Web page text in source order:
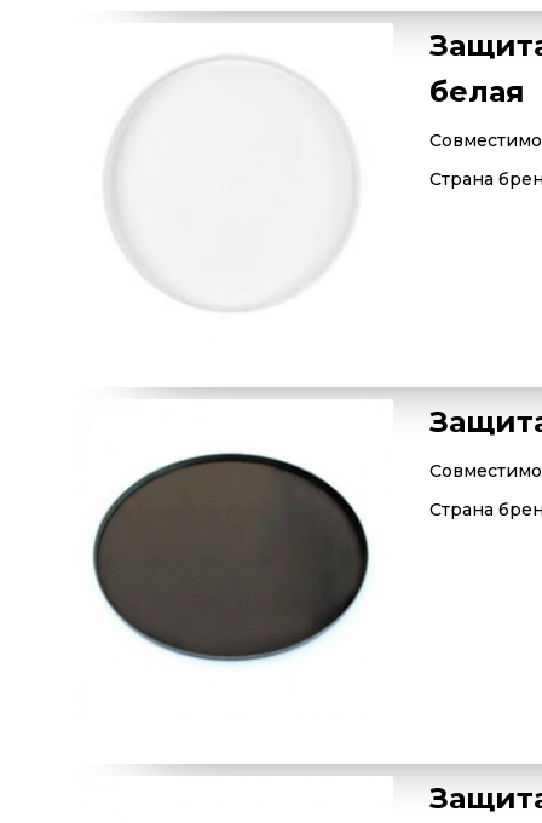
белая
Страна
Страна